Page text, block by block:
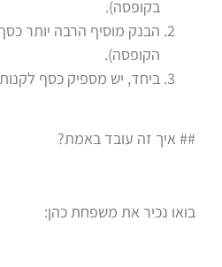
בקופסה).
הבנק מוסיף הרבה יותר
הקופסה).
ביחד, יש מספיק כסף
## איך זה עובד באמת?
בואו נכיר את משפחת כהן: